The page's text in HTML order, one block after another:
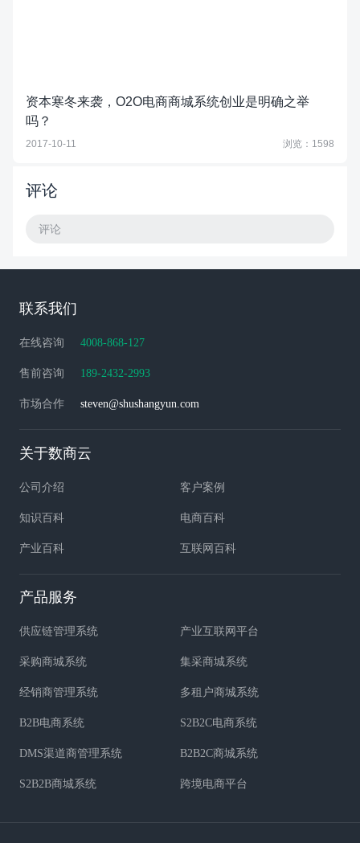
资本寒冬来袭，O2O电商商城系统创业是明确之举
吗？
2017-10-11 浏览：1598
评论
评论
联系我们
在线咨询 4008-868-127
售前咨询 189-2432-2993
市场合作 steven@shushangyun.com
关于数商云
公司介绍 客户案例
知识百科 电商百科
产业百科 互联网百科
产品服务
供应链管理系统 产业互联网平台
采购商城系统 集采商城系统
经销商管理系统 多租户商城系统
B2B电商系统 S2B2C电商系统
DMS渠道商管理系统 B2B2C商城系统
S2B2B商城系统 跨境电商平台